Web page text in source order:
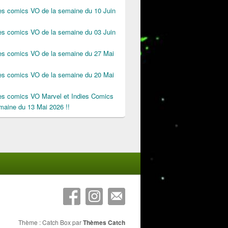
comics VO de la semaine du 10 Juin
comics VO de la semaine du 03 Juin
comics VO de la semaine du 27 Mai
comics VO de la semaine du 20 Mai
comics VO Marvel et Indies Comics
du 13 Mai 2026 !!
Thème : Catch Box parThèmes Catch